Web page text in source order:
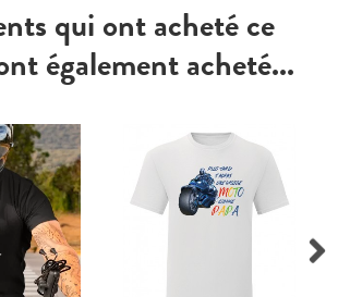
qui ont acheté ce
également acheté...